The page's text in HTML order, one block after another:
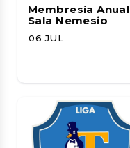
Membresía Anual
Sala Nemesio
06 JUL